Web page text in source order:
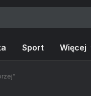
Sport Więcej